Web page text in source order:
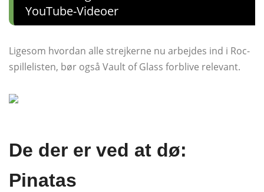
YouTube-Videoer
Ligesom hvordan alle strejkerne nu arbejdes ind i Roc-
spillelisten, bør også Vault of Glass forblive relevant.
De der er ved at dø:
Pinatas